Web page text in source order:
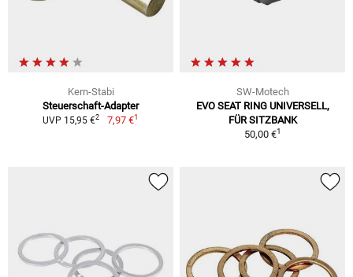
Kern-Stabi
Steuerschaft-Adapter
UVP 15,95 €2 7,97 €1
SW-Motech
EVO SEAT RING UNIVERSELL,
FÜR SITZBANK
50,00 €1